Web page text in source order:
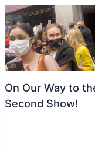
On Our Way to
Second Show!